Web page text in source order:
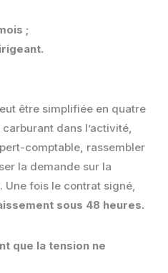
;
être simplifiée en quatre
dans l’activité,
comptable, rassembler
la demande sur la
Une fois le contrat signé,
sous 48 heures.
que la tension ne